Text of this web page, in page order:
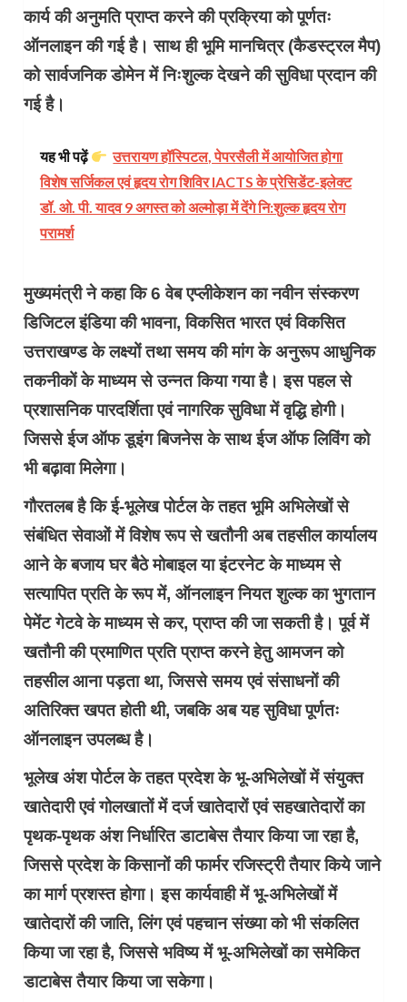
कार्य की अनुमति प्राप्त करने की प्रक्रिया को पूर्णतः
ऑनलाइन की गई है। साथ ही भूमि मानचित्र (कैडस्ट्रल मैप)
को सार्वजनिक डोमेन में निःशुल्क देखने की सुविधा प्रदान की
गई है।
यह भी पढ़ें
उत्तरायण हॉस्पिटल, पेपरसैली में आयोजित होगा
विशेष सर्जिकल एवं हृदय रोग शिविर IACTS के प्रेसिडेंट-इलेक्ट
डॉ. ओ. पी. यादव 9 अगस्त को अल्मोड़ा में देंगे नि:शुल्क हृदय रोग
परामर्श
मुख्यमंत्री ने कहा कि 6 वेब एप्लीकेशन का नवीन संस्करण
डिजिटल इंडिया की भावना, विकसित भारत एवं विकसित
उत्तराखण्ड के लक्ष्यों तथा समय की मांग के अनुरूप आधुनिक
तकनीकों के माध्यम से उन्नत किया गया है। इस पहल से
प्रशासनिक पारदर्शिता एवं नागरिक सुविधा में वृद्धि होगी।
जिससे ईज ऑफ डूइंग बिजनेस के साथ ईज ऑफ लिविंग को
भी बढ़ावा मिलेगा।
गौरतलब है कि ई-भूलेख पोर्टल के तहत भूमि अभिलेखों से
संबंधित सेवाओं में विशेष रूप से खतौनी अब तहसील कार्यालय
आने के बजाय घर बैठे मोबाइल या इंटरनेट के माध्यम से
सत्यापित प्रति के रूप में, ऑनलाइन नियत शुल्क का भुगतान
पेमेंट गेटवे के माध्यम से कर, प्राप्त की जा सकती है। पूर्व में
खतौनी की प्रमाणित प्रति प्राप्त करने हेतु आमजन को
तहसील आना पड़ता था, जिससे समय एवं संसाधनों की
अतिरिक्त खपत होती थी, जबकि अब यह सुविधा पूर्णतः
ऑनलाइन उपलब्ध है।
भूलेख अंश पोर्टल के तहत प्रदेश के भू-अभिलेखों में संयुक्त
खातेदारी एवं गोलखातों में दर्ज खातेदारों एवं सहखातेदारों का
पृथक-पृथक अंश निर्धारित डाटाबेस तैयार किया जा रहा है,
जिससे प्रदेश के किसानों की फार्मर रजिस्ट्री तैयार किये जाने
का मार्ग प्रशस्त होगा। इस कार्यवाही में भू-अभिलेखों में
खातेदारों की जाति, लिंग एवं पहचान संख्या को भी संकलित
किया जा रहा है, जिससे भविष्य में भू-अभिलेखों का समेकित
डाटाबेस तैयार किया जा सकेगा।